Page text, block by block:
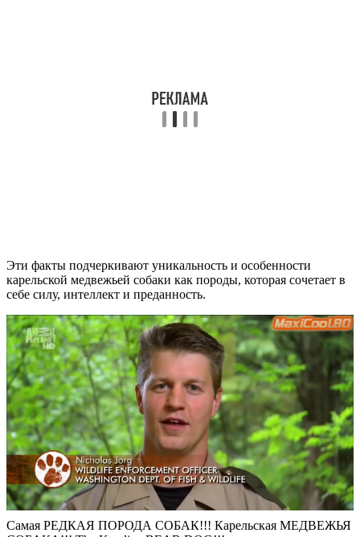
Эти факты подчеркивают уникальность и особенности
карельской медвежьей собаки как породы, которая сочетает в
себе силу, интеллект и преданность.
Самая РЕДКАЯ ПОРОДА СОБАК!!! Карельская МЕДВЕЖЬЯ